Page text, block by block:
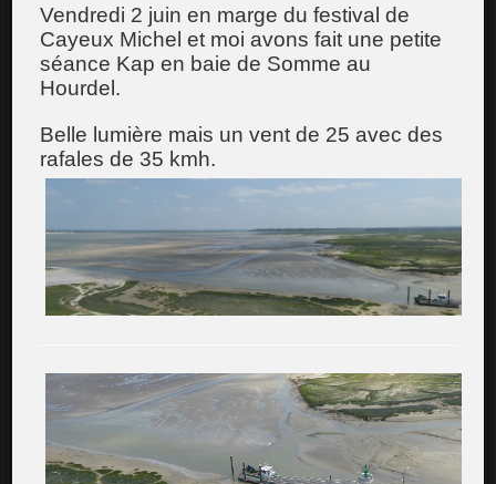
Vendredi 2 juin en marge du festival de
Cayeux Michel et moi avons fait une petite
séance Kap en baie de Somme au
Hourdel.
Belle lumière mais un vent de 25 avec des
rafales de 35 kmh.